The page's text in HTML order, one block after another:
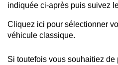
indiquée ci-après puis suivez
Cliquez ici pour sélectionner
véhicule classique.
Si toutefois vous souhaitiez de